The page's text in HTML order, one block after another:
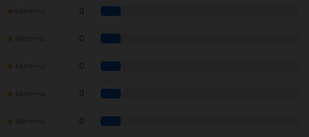
6点のゲーム 0
5点のゲーム 0
4点のゲーム 0
3点のゲーム 0
2点のゲーム 0